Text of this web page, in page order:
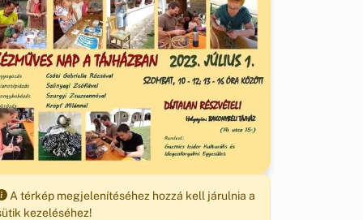
A térkép megjelenítéséhez hozzá kell járulnia a
kezeléséhez!